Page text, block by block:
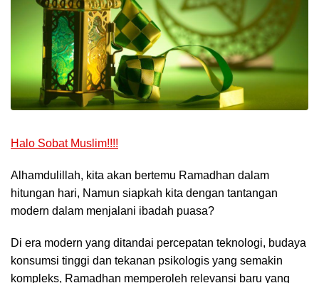
Halo Sobat Muslim!!!!
Alhamdulillah, kita akan bertemu Ramadhan dalam
hitungan hari, Namun siapkah kita dengan tantangan
modern dalam menjalani ibadah puasa?
Di era modern yang ditandai percepatan teknologi, budaya
konsumsi tinggi dan tekanan psikologis yang semakin
kompleks, Ramadhan memperoleh relevansi baru yang